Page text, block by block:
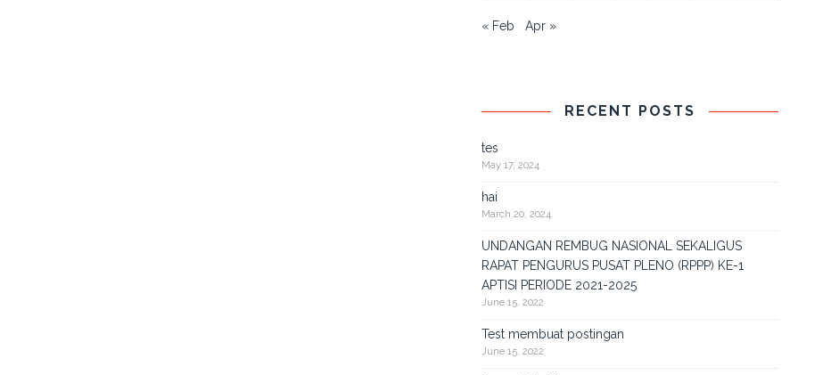
« Feb Apr »
RECENT POSTS
tes
May 17, 2024
hai
March 20, 2024
UNDANGAN REMBUG NASIONAL SEKALIGUS
RAPAT PENGURUS PUSAT PLENO (RPPP) KE-1
APTISI PERIODE 2021-2025
June 15, 2022
Test membuat postingan
June 15, 2022